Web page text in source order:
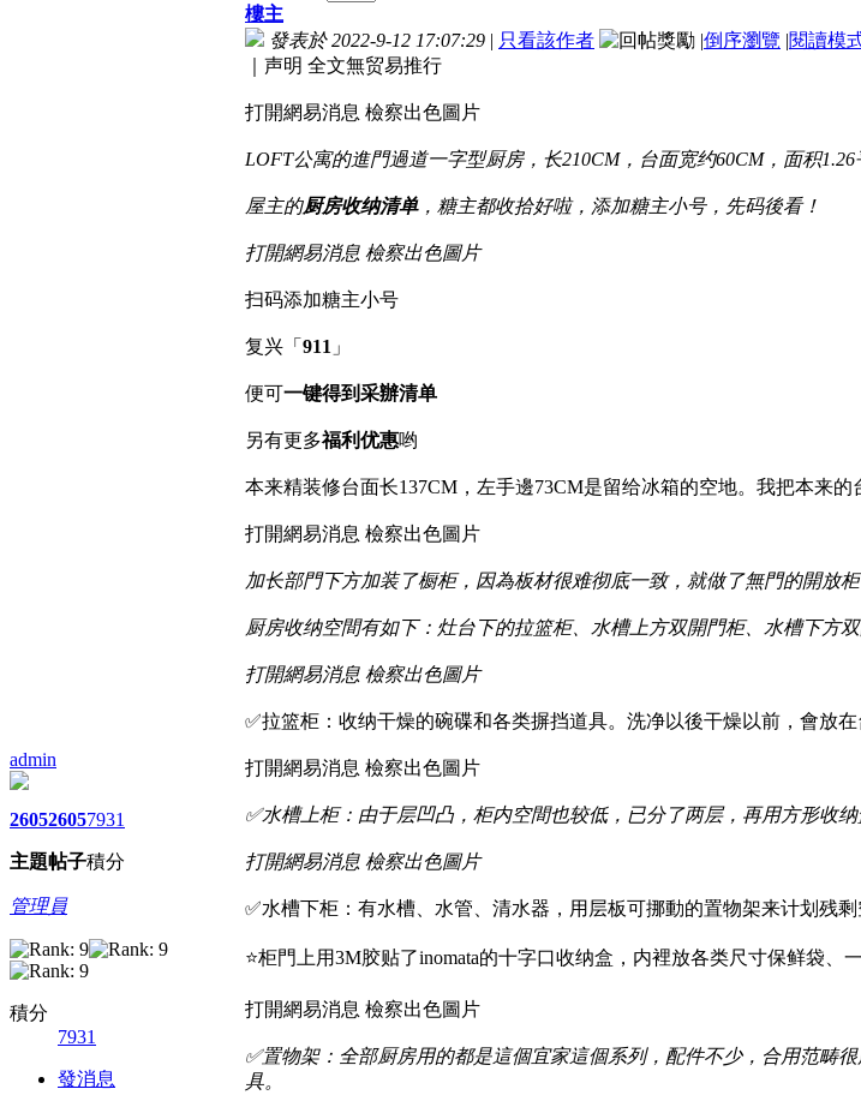
admin
2605
主題
2605
帖子
7931
積分
管理員
積分
7931
發消息
樓主
發表於 2022-9-12 17:07:29 | 只看該作者 |倒序瀏覽 |閱讀模
｜声明 全文無贸易推行
打開網易消息 檢察出色圖片
LOFT公寓的進門過道一字型厨房，长210CM，台面宽约60CM，面积
屋主的厨房收纳清单，糖主都收拾好啦，添加糖主小号，先码後看！
打開網易消息 檢察出色圖片
扫码添加糖主小号
复兴「 911 」
便可一键得到采辦清单
另有更多福利优惠哟
本来精装修台面长137CM，左手邊73CM是留给冰箱的空地。我把本来的
打開網易消息 檢察出色圖片
加长部門下方加装了橱柜，因為板材很难彻底一致，就做了無門的開放
厨房收纳空間有如下：灶台下的拉篮柜、水槽上方双開門柜、水槽下方
打開網易消息 檢察出色圖片
✅拉篮柜：收纳干燥的碗碟和各类摒挡道具。洗净以後干燥以前，會放
打開網易消息 檢察出色圖片
✅水槽上柜：由于层凹凸，柜内空間也较低，已分了两层，再用方形收
打開網易消息 檢察出色圖片
✅水槽下柜：有水槽、水管、清水器，用层板可挪動的置物架来计划残
⭐️柜門上用3M胶贴了inomata的十字口收纳盒，内裡放各类尺寸保鲜袋、
打開網易消息 檢察出色圖片
✅置物架：全部厨房用的都是這個宜家這個系列，配件不少，合用范畴
具。